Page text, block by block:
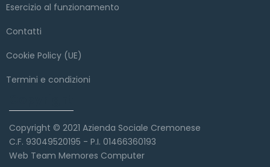
Esercizio al funzionamento
Contatti
Cookie Policy (UE)
Termini e condizioni
Copyright © 2021 Azienda Sociale Cremonese
C.F. 93049520195 - P.I. 01466360193
Web Team Memores Computer